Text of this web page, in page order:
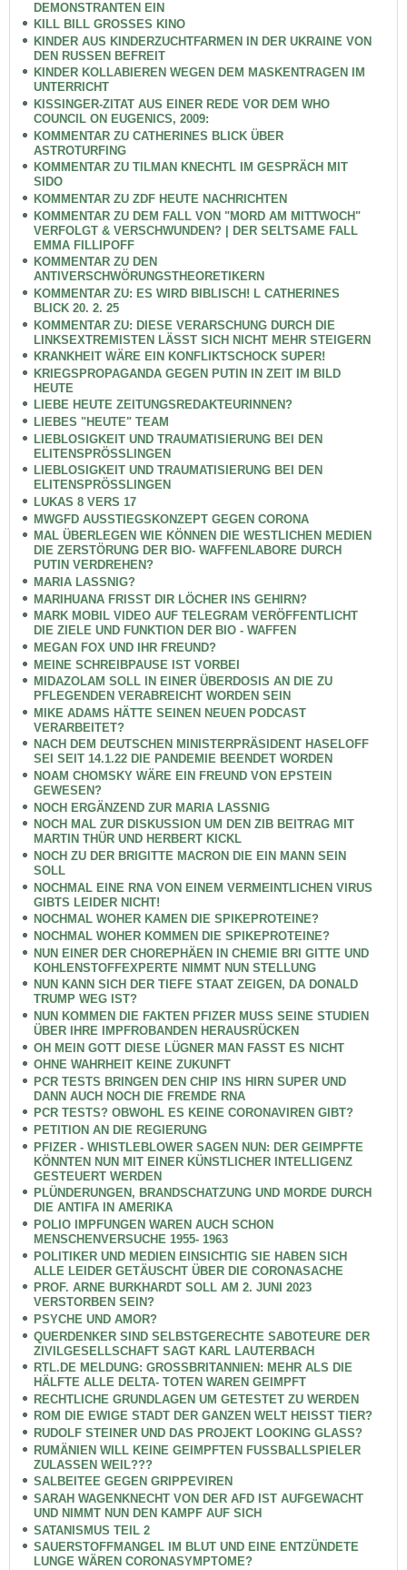
DEMONSTRANTEN EIN
KILL BILL GROSSES KINO
KINDER AUS KINDERZUCHTFARMEN IN DER UKRAINE VON
DEN RUSSEN BEFREIT
KINDER KOLLABIEREN WEGEN DEM MASKENTRAGEN IM
UNTERRICHT
KISSINGER-ZITAT AUS EINER REDE VOR DEM WHO
COUNCIL ON EUGENICS, 2009:
KOMMENTAR ZU CATHERINES BLICK ÜBER
ASTROTURFING
KOMMENTAR ZU TILMAN KNECHTL IM GESPRÄCH MIT
SIDO
KOMMENTAR ZU ZDF HEUTE NACHRICHTEN
KOMMENTAR ZU DEM FALL VON "MORD AM MITTWOCH"
VERFOLGT & VERSCHWUNDEN? | DER SELTSAME FALL
EMMA FILLIPOFF
KOMMENTAR ZU DEN
ANTIVERSCHWÖRUNGSTHEORETIKERN
KOMMENTAR ZU: ES WIRD BIBLISCH! L CATHERINES
BLICK 20. 2. 25
KOMMENTAR ZU: DIESE VERARSCHUNG DURCH DIE
LINKSEXTREMISTEN LÄSST SICH NICHT MEHR STEIGERN
KRANKHEIT WÄRE EIN KONFLIKTSCHOCK SUPER!
KRIEGSPROPAGANDA GEGEN PUTIN IN ZEIT IM BILD
HEUTE
LIEBE HEUTE ZEITUNGSREDAKTEURINNEN?
LIEBES "HEUTE" TEAM
LIEBLOSIGKEIT UND TRAUMATISIERUNG BEI DEN
ELITENSPRÖSSLINGEN
LIEBLOSIGKEIT UND TRAUMATISIERUNG BEI DEN
ELITENSPRÖSSLINGEN
LUKAS 8 VERS 17
MWGFD AUSSTIEGSKONZEPT GEGEN CORONA
MAL ÜBERLEGEN WIE KÖNNEN DIE WESTLICHEN MEDIEN
DIE ZERSTÖRUNG DER BIO- WAFFENLABORE DURCH
PUTIN VERDREHEN?
MARIA LASSNIG?
MARIHUANA FRISST DIR LÖCHER INS GEHIRN?
MARK MOBIL VIDEO AUF TELEGRAM VERÖFFENTLICHT
DIE ZIELE UND FUNKTION DER BIO - WAFFEN
MEGAN FOX UND IHR FREUND?
MEINE SCHREIBPAUSE IST VORBEI
MIDAZOLAM SOLL IN EINER ÜBERDOSIS AN DIE ZU
PFLEGENDEN VERABREICHT WORDEN SEIN
MIKE ADAMS HÄTTE SEINEN NEUEN PODCAST
VERARBEITET?
NACH DEM DEUTSCHEN MINISTERPRÄSIDENT HASELOFF
SEI SEIT 14.1.22 DIE PANDEMIE BEENDET WORDEN
NOAM CHOMSKY WÄRE EIN FREUND VON EPSTEIN
GEWESEN?
NOCH ERGÄNZEND ZUR MARIA LASSNIG
NOCH MAL ZUR DISKUSSION UM DEN ZIB BEITRAG MIT
MARTIN THÜR UND HERBERT KICKL
NOCH ZU DER BRIGITTE MACRON DIE EIN MANN SEIN
SOLL
NOCHMAL EINE RNA VON EINEM VERMEINTLICHEN VIRUS
GIBTS LEIDER NICHT!
NOCHMAL WOHER KAMEN DIE SPIKEPROTEINE?
NOCHMAL WOHER KOMMEN DIE SPIKEPROTEINE?
NUN EINER DER CHOREPHÄEN IN CHEMIE BRI GITTE UND
KOHLENSTOFFEXPERTE NIMMT NUN STELLUNG
NUN KANN SICH DER TIEFE STAAT ZEIGEN, DA DONALD
TRUMP WEG IST?
NUN KOMMEN DIE FAKTEN PFIZER MUSS SEINE STUDIEN
ÜBER IHRE IMPFROBANDEN HERAUSRÜCKEN
OH MEIN GOTT DIESE LÜGNER MAN FASST ES NICHT
OHNE WAHRHEIT KEINE ZUKUNFT
PCR TESTS BRINGEN DEN CHIP INS HIRN SUPER UND
DANN AUCH NOCH DIE FREMDE RNA
PCR TESTS? OBWOHL ES KEINE CORONAVIREN GIBT?
PETITION AN DIE REGIERUNG
PFIZER - WHISTLEBLOWER SAGEN NUN: DER GEIMPFTE
KÖNNTEN NUN MIT EINER KÜNSTLICHER INTELLIGENZ
GESTEUERT WERDEN
PLÜNDERUNGEN, BRANDSCHATZUNG UND MORDE DURCH
DIE ANTIFA IN AMERIKA
POLIO IMPFUNGEN WAREN AUCH SCHON
MENSCHENVERSUCHE 1955- 1963
POLITIKER UND MEDIEN EINSICHTIG SIE HABEN SICH
ALLE LEIDER GETÄUSCHT ÜBER DIE CORONASACHE
PROF. ARNE BURKHARDT SOLL AM 2. JUNI 2023
VERSTORBEN SEIN?
PSYCHE UND AMOR?
QUERDENKER SIND SELBSTGERECHTE SABOTEURE DER
ZIVILGESELLSCHAFT SAGT KARL LAUTERBACH
RTL.DE MELDUNG: GROSSBRITANNIEN: MEHR ALS DIE
HÄLFTE ALLE DELTA- TOTEN WAREN GEIMPFT
RECHTLICHE GRUNDLAGEN UM GETESTET ZU WERDEN
ROM DIE EWIGE STADT DER GANZEN WELT HEISST TIER?
RUDOLF STEINER UND DAS PROJEKT LOOKING GLASS?
RUMÄNIEN WILL KEINE GEIMPFTEN FUSSBALLSPIELER
ZULASSEN WEIL???
SALBEITEE GEGEN GRIPPEVIREN
SARAH WAGENKNECHT VON DER AFD IST AUFGEWACHT
UND NIMMT NUN DEN KAMPF AUF SICH
SATANISMUS TEIL 2
SAUERSTOFFMANGEL IM BLUT UND EINE ENTZÜNDETE
LUNGE WÄREN CORONASYMPTOME?